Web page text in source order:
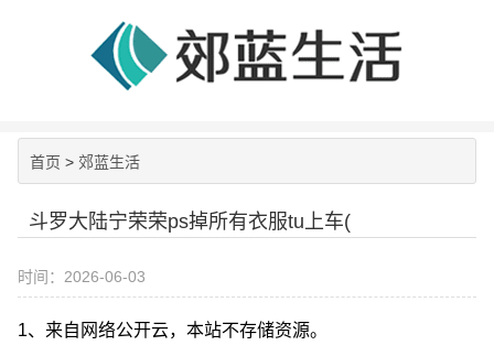
首页 > 郊蓝生活
斗罗大陆宁荣荣ps掉所有衣服tu上车(
时间：2026-06-03
1、来自网络公开云，本站不存储资源。